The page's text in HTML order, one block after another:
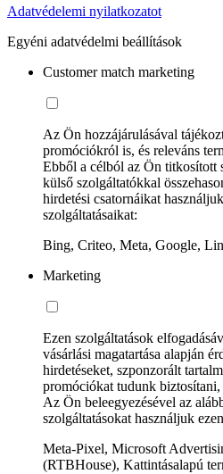
Adatvédelemi nyilatkozatot
Egyéni adatvédelmi beállítások
Customer match marketing
Az Ön hozzájárulásával
promóciókról is, és releváns
Ebből a célból az Ön titkosított
külső szolgáltatókkal
hirdetési csatornáikat
szolgáltatásaikat:
Bing, Criteo, Meta, Google,
Marketing
Ezen szolgáltatások
vásárlási magatartása alapján
hirdetéseket, szponzorált
promóciókat tudunk
Az Ön beleegyezésével az
szolgáltatásokat használjuk
Meta-Pixel, Microsoft
(RTBHouse), Kattintásalapú